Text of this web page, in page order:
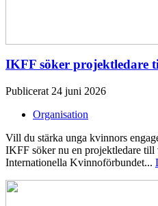
IKFF söker projektledare
Publicerat 24 juni 2026
Organisation
Vill du stärka unga kvinnors
IKFF söker nu en projektledare till
Internationella Kvinnoförbundet...